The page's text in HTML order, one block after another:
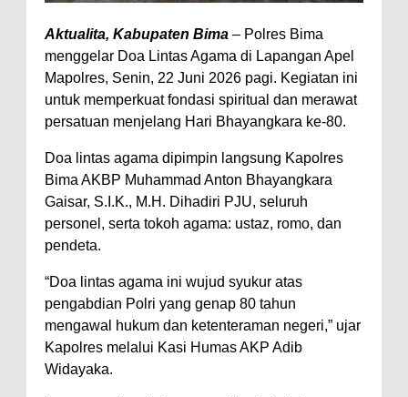
Perkuat Soliditas-Sinergi,
Kapolres Bima Silaturahmi ke
Kejari dan Kodim 1608
Nobar Piala Dunia Argentina vs
Inggris, Polres Bima Pererat
Silaturahmi dengan Masyarakat
Antusiasnya Warga dan Polisi
Wali Kota Bima Tinjau Finalisasi
Pembangunan RSUD Kota Bima,
Pastikan Pemindahan Layanan
Aktualita, Kabupaten Bima – Polres Bima
menggelar Doa Lintas Agama di Lapangan Apel
Mapolres, Senin, 22 Juni 2026 pagi. Kegiatan ini
untuk memperkuat fondasi spiritual dan merawat
persatuan menjelang Hari Bhayangkara ke-80.
Doa lintas agama dipimpin langsung Kapolres
Bima AKBP Muhammad Anton Bhayangkara
Gaisar, S.I.K., M.H. Dihadiri PJU, seluruh
personel, serta tokoh agama: ustaz, romo, dan
pendeta.
“Doa lintas agama ini wujud syukur atas
pengabdian Polri yang genap 80 tahun
mengawal hukum dan ketenteraman negeri,” ujar
Kapolres melalui Kasi Humas AKP Adib
Widayaka.